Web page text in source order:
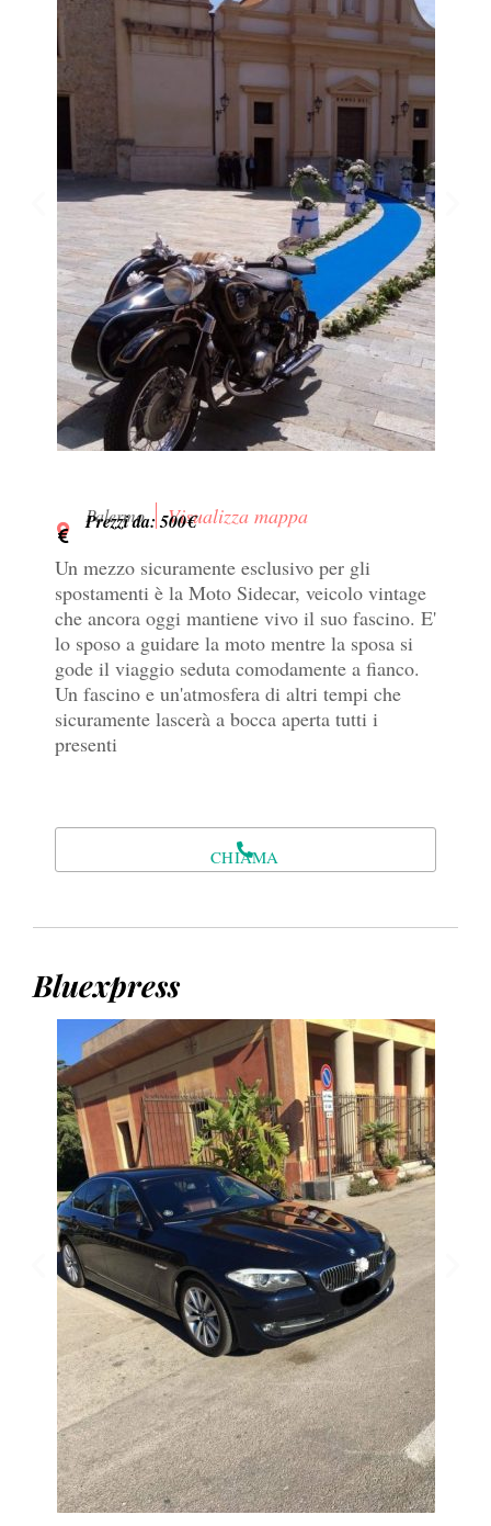
Palermo Visualizza mappa
Prezzi da: 500€
Un mezzo sicuramente esclusivo per gli
spostamenti è la Moto Sidecar, veicolo vintage
che ancora oggi mantiene vivo il suo fascino. E'
lo sposo a guidare la moto mentre la sposa si
gode il viaggio seduta comodamente a fianco.
Un fascino e un'atmosfera di altri tempi che
sicuramente lascerà a bocca aperta tutti i
presenti
CHIAMA
Bluexpress